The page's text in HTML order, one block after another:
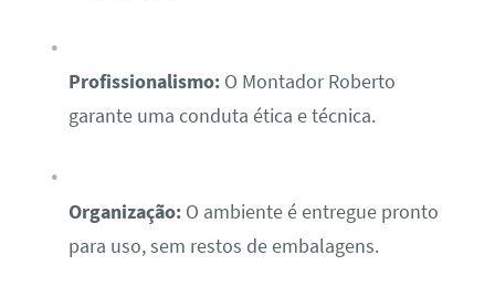
Profissionalismo:O Montador Roberto
garante uma conduta ética e técnica.
Organização:O ambiente é entregue pronto
para uso, sem restos de embalagens.